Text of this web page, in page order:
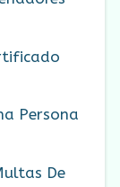
Persona
De